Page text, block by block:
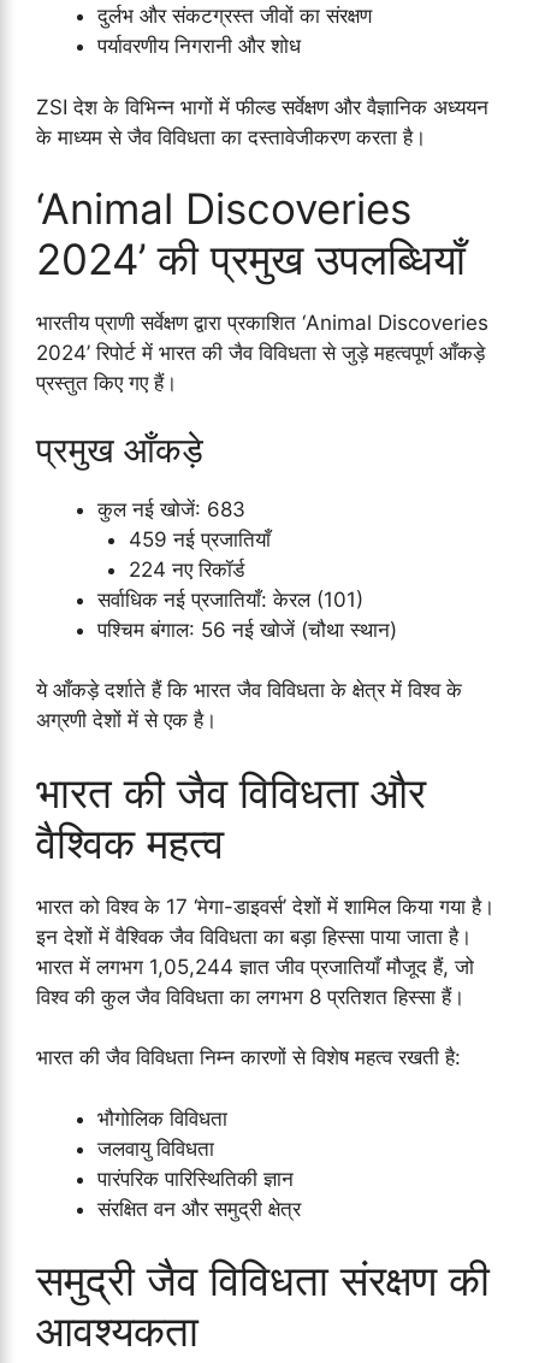
दुर्लभ और संकटग्रस्त जीवों का संरक्षण
पर्यावरणीय निगरानी और शोध
ZSI देश के विभिन्न भागों में फील्ड सर्वेक्षण और वैज्ञानिक अध्ययन
के माध्यम से जैव विविधता का दस्तावेजीकरण करता है।
‘Animal Discoveries
2024’ की प्रमुख उपलब्धियाँ
भारतीय प्राणी सर्वेक्षण द्वारा प्रकाशित ‘Animal Discoveries
2024’ रिपोर्ट में भारत की जैव विविधता से जुड़े महत्वपूर्ण आँकड़े
प्रस्तुत किए गए हैं।
प्रमुख आँकड़े
कुल नई खोजें: 683
459 नई प्रजातियाँ
224 नए रिकॉर्ड
सर्वाधिक नई प्रजातियाँ: केरल (101)
पश्चिम बंगाल: 56 नई खोजें (चौथा स्थान)
ये आँकड़े दर्शाते हैं कि भारत जैव विविधता के क्षेत्र में विश्व के
अग्रणी देशों में से एक है।
भारत की जैव विविधता और
वैश्विक महत्व
भारत को विश्व के 17 ‘मेगा-डाइवर्स’ देशों में शामिल किया गया है।
इन देशों में वैश्विक जैव विविधता का बड़ा हिस्सा पाया जाता है।
भारत में लगभग 1,05,244 ज्ञात जीव प्रजातियाँ मौजूद हैं, जो
विश्व की कुल जैव विविधता का लगभग 8 प्रतिशत हिस्सा हैं।
भारत की जैव विविधता निम्न कारणों से विशेष महत्व रखती है:
भौगोलिक विविधता
जलवायु विविधता
पारंपरिक पारिस्थितिकी ज्ञान
संरक्षित वन और समुद्री क्षेत्र
समुद्री जैव विविधता संरक्षण की
आवश्यकता